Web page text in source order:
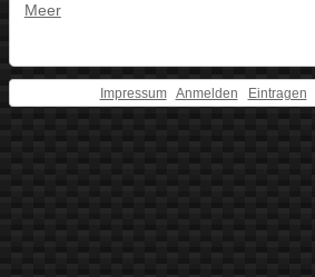
Meer
Impressum Anmelden Eintragen